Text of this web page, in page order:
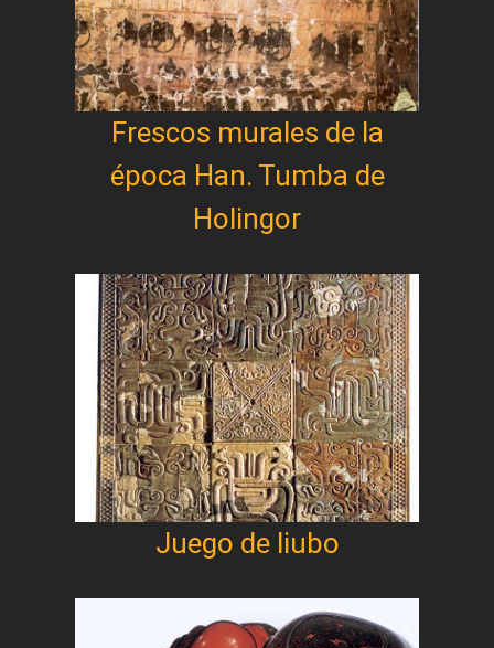
Frescos murales de la
época Han. Tumba de
Holingor
Juego de liubo